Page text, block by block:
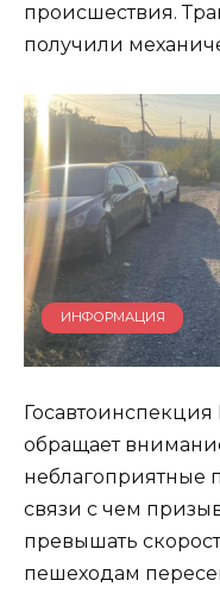
происшествия.
получили
ИНФОРМАЦИЯ
Госавтоинспекция
обращает
неблагоприятные
связи с чем
превышать
пешеходам